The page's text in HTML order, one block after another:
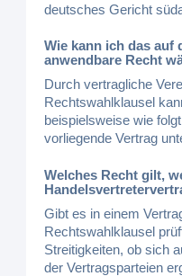
deutsches Gericht
Wie kann ich das auf
anwendbare Recht
Durch vertragliche
Rechtswahlklausel
beispielsweise wie
vorliegende Vertrag
Welches Recht gilt,
Gibt es in einem
Rechtswahlklausel
Streitigkeiten, ob sich
der Vertragsparteien